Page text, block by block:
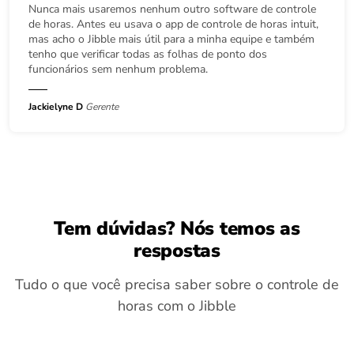
Nunca mais usaremos nenhum outro software de controle
de horas. Antes eu usava o app de controle de horas intuit,
mas acho o Jibble mais útil para a minha equipe e também
tenho que verificar todas as folhas de ponto dos
funcionários sem nenhum problema.
Jackielyne D Gerente
Tem dúvidas? Nós temos as
respostas
Tudo o que você precisa saber sobre o controle de
horas com o Jibble